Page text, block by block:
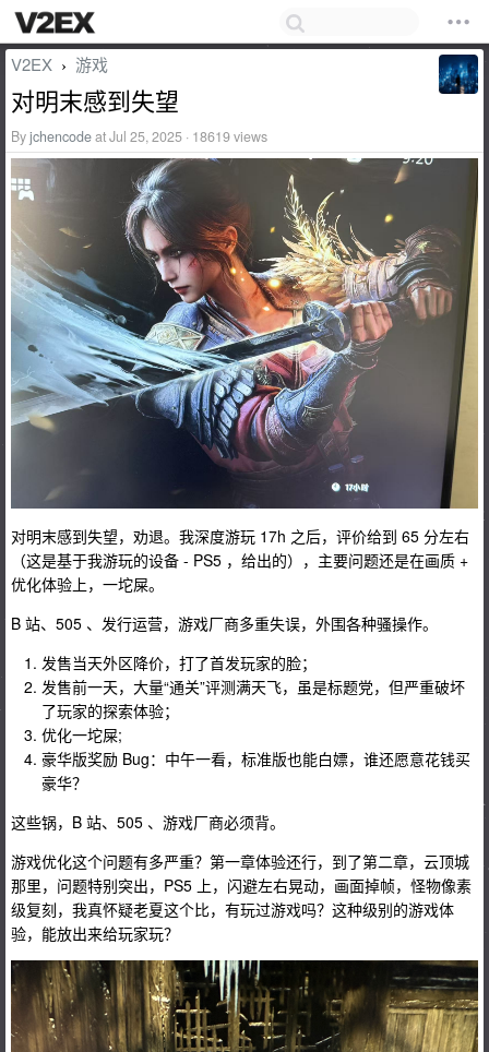
V2EX › 游戏
对明末感到失望
Byjchencodeat Jul 25, 2025 · 18619 views
对明末感到失望，劝退。我深度游玩 17h 之后，评价给到 65 分左右
（这是基于我游玩的设备 - PS5 ，给出的），主要问题还是在画质 +
优化体验上，一坨屎。
B 站、505 、发行运营，游戏厂商多重失误，外围各种骚操作。
发售当天外区降价，打了首发玩家的脸；
发售前一天，大量“通关”评测满天飞，虽是标题党，但严重破坏
了玩家的探索体验；
优化一坨屎;
豪华版奖励 Bug：中午一看，标准版也能白嫖，谁还愿意花钱买
豪华？
这些锅，B 站、505 、游戏厂商必须背。
游戏优化这个问题有多严重？第一章体验还行，到了第二章，云顶城
那里，问题特别突出，PS5 上，闪避左右晃动，画面掉帧，怪物像素
级复刻，我真怀疑老夏这个比，有玩过游戏吗？这种级别的游戏体
验，能放出来给玩家玩？